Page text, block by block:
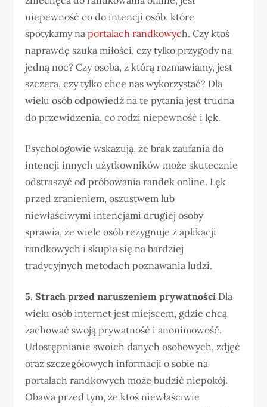
niepewność co do intencji osób, które
spotykamy naportalach randkowych. Czy ktoś
naprawdę szuka miłości, czy tylko przygody na
jedną noc? Czy osoba, z którą rozmawiamy, jest
szczera, czy tylko chce nas wykorzystać? Dla
wielu osób odpowiedź na te pytania jest trudna
do przewidzenia, co rodzi niepewność i lęk.
Psychologowie wskazują, że brak zaufania do
intencji innych użytkowników może skutecznie
odstraszyć od próbowania randek online. Lęk
przed zranieniem, oszustwem lub
niewłaściwymi intencjami drugiej osoby
sprawia, że wiele osób rezygnuje z aplikacji
randkowych i skupia się na bardziej
tradycyjnych metodach poznawania ludzi.
5. Strach przed naruszeniem prywatności Dla
wielu osób internet jest miejscem, gdzie chcą
zachować swoją prywatność i anonimowość.
Udostępnianie swoich danych osobowych, zdjęć
oraz szczegółowych informacji o sobie na
portalach randkowych może budzić niepokój.
Obawa przed tym, że ktoś niewłaściwie